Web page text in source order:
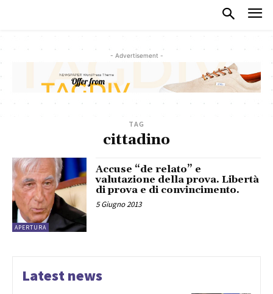
- Advertisement -
TAG
cittadino
APERTURA
Accuse “de relato” e
valutazione della prova. Libertà
di prova e di convincimento.
5 Giugno 2013
Latest news